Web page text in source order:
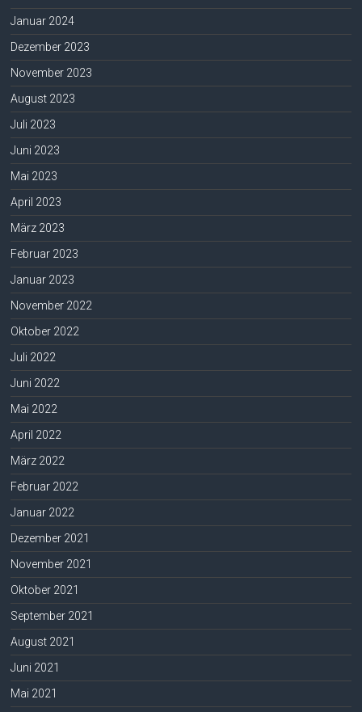
Januar 2024
Dezember 2023
November 2023
August 2023
Juli 2023
Juni 2023
Mai 2023
April 2023
März 2023
Februar 2023
Januar 2023
November 2022
Oktober 2022
Juli 2022
Juni 2022
Mai 2022
April 2022
März 2022
Februar 2022
Januar 2022
Dezember 2021
November 2021
Oktober 2021
September 2021
August 2021
Juni 2021
Mai 2021